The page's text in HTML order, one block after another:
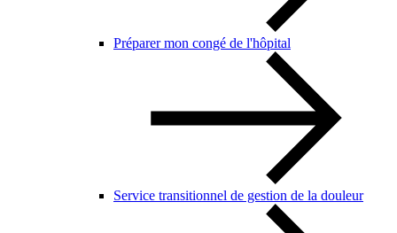
Préparer mon congé de l'hôpital
Service transitionnel de gestion de la douleur